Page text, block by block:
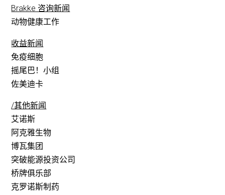
Brakke 咨询新闻
动物健康工作
收益新闻
免疫细胞
摇尾巴！小组
佐美迪卡
/其他新闻
艾诺斯
阿克雅生物
博瓦集团
突破能源投资公司
桥牌俱乐部
克罗诺斯制药